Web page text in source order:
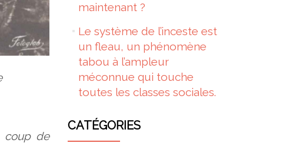
coup de
maintenant ?
Le système de l’inceste est
un fleau, un phénomène
tabou à l’ampleur
méconnue qui touche
toutes les classes sociales.
CATÉGORIES